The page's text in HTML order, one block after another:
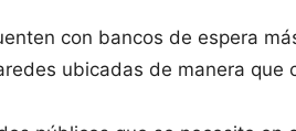
con bancos de espera
ubicadas de manera que